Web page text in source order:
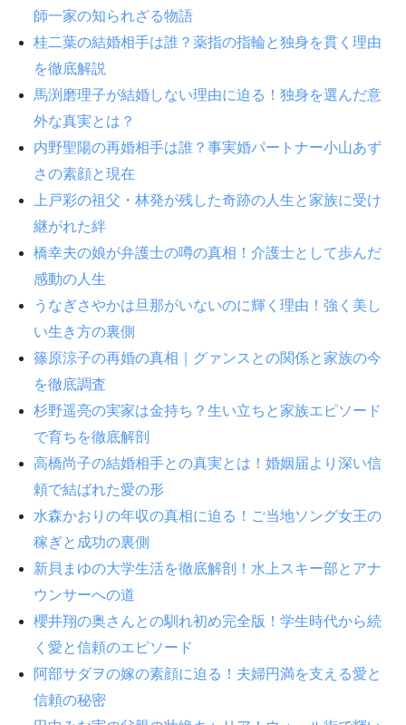
師一家の知られざる物語
桂二葉の結婚相手は誰？薬指の指輪と独身を貫く理由
を徹底解説
馬渕磨理子が結婚しない理由に迫る！独身を選んだ意
外な真実とは？
内野聖陽の再婚相手は誰？事実婚パートナー小山あず
さの素顔と現在
上戸彩の祖父・林発が残した奇跡の人生と家族に受け
継がれた絆
橋幸夫の娘が弁護士の噂の真相！介護士として歩んだ
感動の人生
うなぎさやかは旦那がいないのに輝く理由！強く美し
い生き方の裏側
篠原涼子の再婚の真相｜グァンスとの関係と家族の今
を徹底調査
杉野遥亮の実家は金持ち？生い立ちと家族エピソード
で育ちを徹底解剖
高橋尚子の結婚相手との真実とは！婚姻届より深い信
頼で結ばれた愛の形
水森かおりの年収の真相に迫る！ご当地ソング女王の
稼ぎと成功の裏側
新貝まゆの大学生活を徹底解剖！水上スキー部とアナ
ウンサーへの道
櫻井翔の奥さんとの馴れ初め完全版！学生時代から続
く愛と信頼のエピソード
阿部サダヲの嫁の素顔に迫る！夫婦円満を支える愛と
信頼の秘密